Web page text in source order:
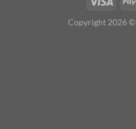
Copyright 2026 ©